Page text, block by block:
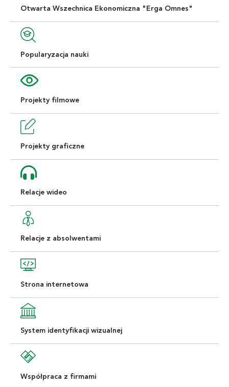
Otwarta Wszechnica Ekonomiczna "Erga Omnes"
Popularyzacja nauki
Projekty filmowe
Projekty graficzne
Relacje wideo
Relacje z absolwentami
Strona internetowa
System identyfikacji wizualnej
Współpraca z firmami